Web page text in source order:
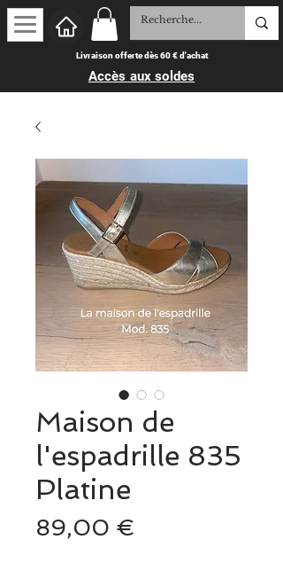
Livraison offerte dès 60 € d'achat
Accès aux soldes
Maison de
l'espadrille 835
Platine
89,00 €